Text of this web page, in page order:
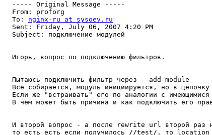
  ----- Original Message -----
  From: proforg
  To:
nginx-ru at sysoev.ru
  Sent: Friday, July 06, 2007 4:20 PM
  Subject: подключение модулей
  Игорь, вопрос по подключению фильтров.
  Пытаюсь подключить фильтр через --add-module
Всё собирается, модуль инициируется, но в
Если же "встраивать" его по аналогии с
В чём может быть причина и как подключить его
И второй вопрос - а после rewrite url второй раз
то есть есть если получилось //test/, то